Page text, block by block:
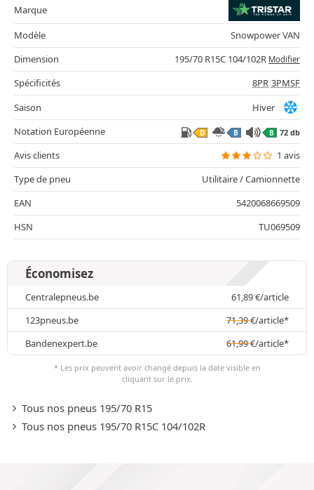
Marque
Modèle
Snowpower VAN
Dimension
195/70 R15C 104/102R Modifier
Spécificités 8PR 3PMSF
Saison
Hiver
Notation Européenne
D B B 72 db
Avis clients
1 avis
Type de pneu
Utilitaire / Camionnette
EAN
5420068669509
HSN
TU069509
Économisez
Centralepneus.be 61,89€/article
123pneus.be
71,39€/article*
Bandenexpert.be
61,99€/article*
* Les prix peuvent avoir changé depuis la date visible en
cliquant sur le prix.
Tous nos pneus 195/70 R15
Tous nos pneus 195/70 R15C 104/102R